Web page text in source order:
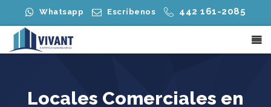
Whatsapp Escríbenos 442 161-2085
Locales Comerciales en